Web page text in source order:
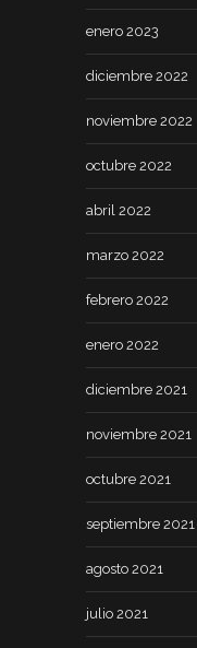
enero 2023
diciembre 2022
noviembre 2022
octubre 2022
abril 2022
marzo 2022
febrero 2022
enero 2022
diciembre 2021
noviembre 2021
octubre 2021
septiembre 2021
agosto 2021
julio 2021